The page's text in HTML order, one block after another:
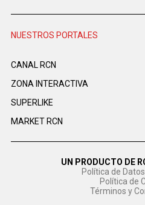
NUESTROS PORTALES
CANAL RCN
ZONA INTERACTIVA
SUPERLIKE
MARKET RCN
UN PRODUCTO DE
Política de
Política de
Términos y